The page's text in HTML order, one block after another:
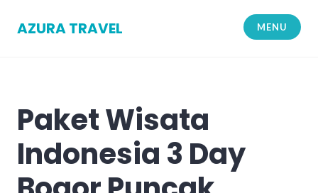
AZURA TRAVEL MENU
Paket Wisata
Indonesia 3 Day